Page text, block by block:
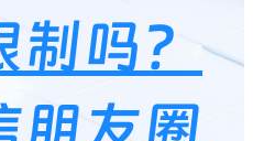
吗？